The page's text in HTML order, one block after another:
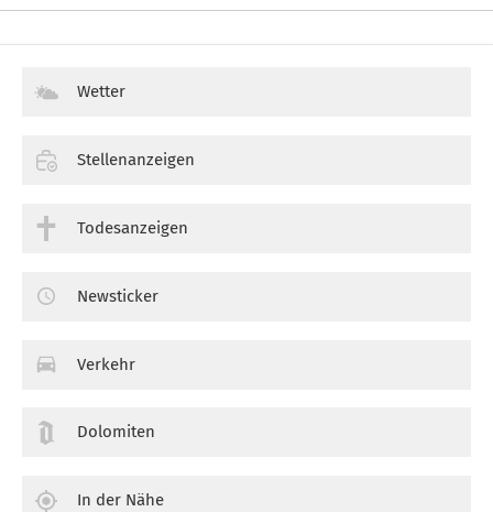
Wetter
Stellenanzeigen
Todesanzeigen
Newsticker
Verkehr
Dolomiten
In der Nähe